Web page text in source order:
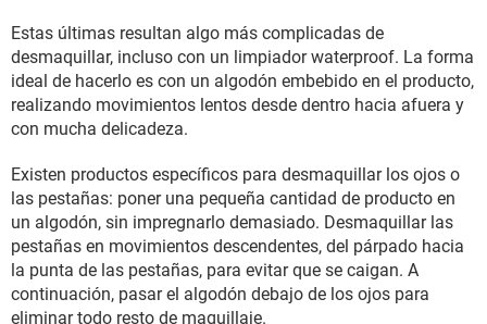
Estas últimas resultan algo más complicadas de
desmaquillar, incluso con un limpiador waterproof. La forma
ideal de hacerlo es con un algodón embebido en el producto,
realizando movimientos lentos desde dentro hacia afuera y
con mucha delicadeza.
Existen productos específicos para desmaquillar los ojos o
las pestañas: poner una pequeña cantidad de producto en
un algodón, sin impregnarlo demasiado. Desmaquillar las
pestañas en movimientos descendentes, del párpado hacia
la punta de las pestañas, para evitar que se caigan. A
continuación, pasar el algodón debajo de los ojos para
eliminar todo resto de maquillaje.